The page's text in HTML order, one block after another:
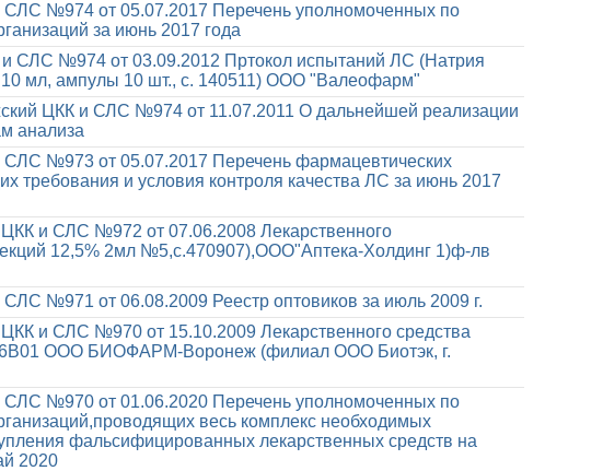
СЛС №974 от 05.07.2017 Перечень уполномоченных по
за июнь 2017 года
и СЛС №974 от 03.09.2012 Пртокол испытаний ЛС (Натрия
10 мл, ампулы 10 шт., с. 140511) ООО "Валеофарм"
ЦКК и СЛС №974 от 11.07.2011 О дальнейшей реализации
анализа
СЛС №973 от 05.07.2017 Перечень фармацевтических
требования и условия контроля качества ЛС за июнь 2017
ЦКК и СЛС №972 от 07.06.2008 Лекарственного
12,5% 2мл №5,с.470907),ООО"Аптека-Холдинг 1)ф-лв
СЛС №971 от 06.08.2009 Реестр оптовиков за июль 2009 г.
ЦКК и СЛС №970 от 15.10.2009 Лекарственного средства
ООО БИОФАРМ-Воронеж (филиал ООО Биотэк, г.
СЛС №970 от 01.06.2020 Перечень уполномоченных по
весь комплекс необходимых
фальсифицированных лекарственных средств на
2020